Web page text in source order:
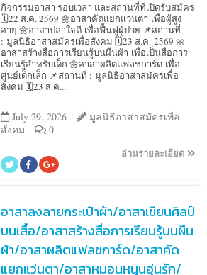
กิจกรรมอาสา รอบเวลา และสถานที่ที่เปิดรับสมัคร
🗓️22 ส.ค. 2569 🌼อาสาคัดแยกแว่นตา เพื่อผู้สูง
อายุ 🌼อาสาปลาใจดี เพื่อฟื้นฟูผู้ป่วย 📌สถานที่
: มูลนิธิอาสาสมัครเพื่อสังคม 🗓️23 ส.ค. 2569 🌼
อาสาสร้างสื่อการเรียนรู้บนผืนผ้า เพื่อเป็นสื่อการ
เรียนรู้สำหรับเด็ก 🌼อาสาผลิตแฟลชการ์ด เพื่อ
ศูนย์เด็กเล็ก 📌สถานที่ : มูลนิธิอาสาสมัครเพื่อ
สังคม 🗓️23 ส.ค....
July 29, 2026
มูลนิธิอาสาสมัครเพื่อ
สังคม
0
อ่านรายละเอียด
อาสาลงลายกระเป๋าผ้า/อาสาเขียนศิลป์
บนเสื้อ/อาสาสร้างสื่อการเรียนรู้บนผืน
ผ้า/อาสาผลิตแฟลชการ์ด/อาสาคัด
แยกแว่นตา/อาสาหมอนหนุนอุ่นรัก/